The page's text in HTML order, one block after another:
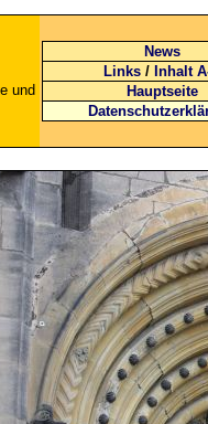
und
News
Links / Inhalt
Hauptseite